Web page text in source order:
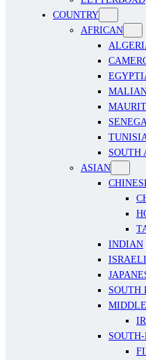
COUNTRY
AFRICAN
SOUTH
ASIAN
INDIAN
ISRAELI
SOUTH